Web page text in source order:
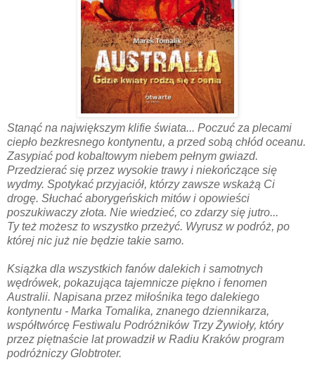
Stanąć na największym klifie świata... Poczuć za plecami
ciepło bezkresnego kontynentu, a przed sobą chłód oceanu.
Zasypiać pod kobaltowym niebem pełnym gwiazd.
Przedzierać się przez wysokie trawy i niekończące się
wydmy. Spotykać przyjaciół, którzy zawsze wskażą Ci
drogę. Słuchać aborygeńskich mitów i opowieści
poszukiwaczy złota. Nie wiedzieć, co zdarzy się jutro...
Ty też możesz to wszystko przeżyć. Wyrusz w podróż, po
której nic już nie będzie takie samo.
Książka dla wszystkich fanów dalekich i samotnych
wędrówek, pokazująca tajemnicze piękno i fenomen
Australii. Napisana przez miłośnika tego dalekiego
kontynentu - Marka Tomalika, znanego dziennikarza,
współtwórcę Festiwalu Podróżników Trzy Żywioły, który
przez piętnaście lat prowadził w Radiu Kraków program
podróżniczy Globtroter.